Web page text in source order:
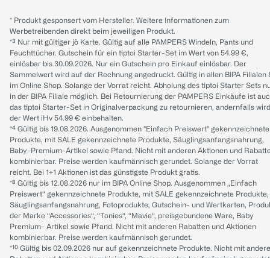
* Produkt gesponsert vom Hersteller. Weitere Informationen zum
Werbetreibenden direkt beim jeweiligen Produkt.
*³ Nur mit gültiger jö Karte. Gültig auf alle PAMPERS Windeln, Pants und
Feuchttücher. Gutschein für ein tiptoi Starter-Set im Wert von 54.99 €,
einlösbar bis 30.09.2026. Nur ein Gutschein pro Einkauf einlösbar. Der
Sammelwert wird auf der Rechnung angedruckt. Gültig in allen BIPA Filialen
im Online Shop. Solange der Vorrat reicht. Abholung des tiptoi Starter Sets
in der BIPA Filiale möglich. Bei Retournierung der PAMPERS Einkäufe ist
das tiptoi Starter-Set in Originalverpackung zu retournieren, andernfalls wird
der Wert iHv 54.99 € einbehalten.
*⁴ Gültig bis 19.08.2026. Ausgenommen "Einfach Preiswert" gekennzeichnete
Produkte, mit SALE gekennzeichnete Produkte, Säuglingsanfangsnahrung,
Baby-Premium-Artikel sowie Pfand. Nicht mit anderen Aktionen und
kombinierbar. Preise werden kaufmännisch gerundet. Solange der Vorrat
reicht. Bei 1+1 Aktionen ist das günstigste Produkt gratis.
*⁸ Gültig bis 12.08.2026 nur im BIPA Online Shop. Ausgenommen „Einfach
Preiswert“ gekennzeichnete Produkte, mit SALE gekennzeichnete Produkte,
Säuglingsanfangsnahrung, Fotoprodukte, Gutschein- und Wertkarten,
der Marke “Accessories“, “Tonies“, “Mavie“, preisgebundene Ware, Baby
Premium- Artikel sowie Pfand. Nicht mit anderen Rabatten und Aktionen
kombinierbar. Preise werden kaufmännisch gerundet.
*¹⁰ Gültig bis 02.09.2026 nur auf gekennzeichnete Produkte. Nicht mit